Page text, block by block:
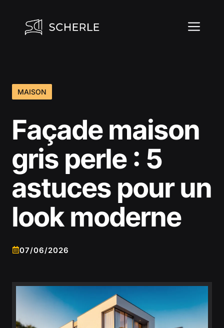
contenu
MAISON
Façade maison
gris perle : 5
astuces pour un
look moderne
07/06/2026